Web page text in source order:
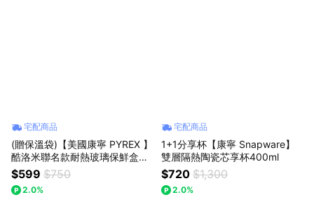
宅配商品
(贈保溫袋)【美國康寧 PYREX 】
酷洛米聯名款耐熱玻璃保鮮盒兩
件組(310ml+510ml)
$599 $750
2.0%
宅配商品
1+1分享杯【康寧 Snapware】
雙層隔熱陶瓷芯享杯400ml
$720 $1,300
2.0%